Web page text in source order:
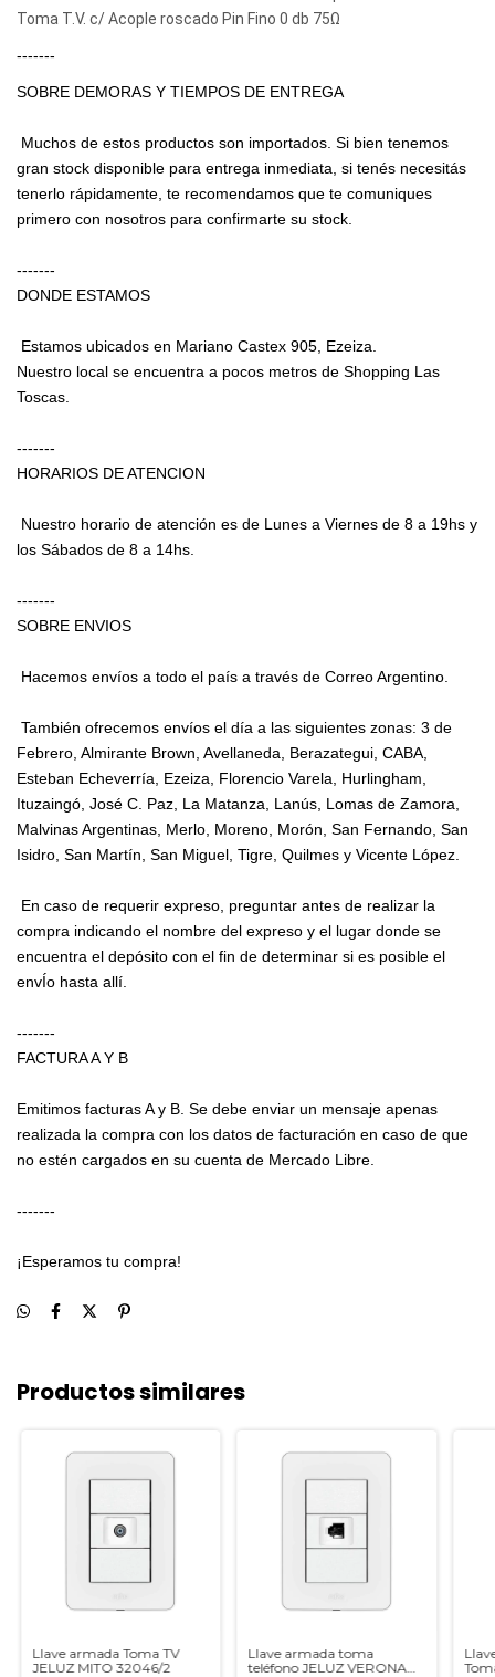
Toma T.V. c/ Acople roscado Pin Fino 0 db 75Ω
-------
SOBRE DEMORAS Y TIEMPOS DE ENTREGA
Muchos de estos productos son importados. Si bien tenemos
gran stock disponible para entrega inmediata, si tenés necesitás
tenerlo rápidamente, te recomendamos que te comuniques
primero con nosotros para confirmarte su stock.
-------
DONDE ESTAMOS
Estamos ubicados en Mariano Castex 905, Ezeiza.
Nuestro local se encuentra a pocos metros de Shopping Las
Toscas.
-------
HORARIOS DE ATENCION
Nuestro horario de atención es de Lunes a Viernes de 8 a 19hs y
los Sábados de 8 a 14hs.
-------
SOBRE ENVIOS
Hacemos envíos a todo el país a través de Correo Argentino.
También ofrecemos envíos el día a las siguientes zonas: 3 de
Febrero, Almirante Brown, Avellaneda, Berazategui, CABA,
Esteban Echeverría, Ezeiza, Florencio Varela, Hurlingham,
Ituzaingó, José C. Paz, La Matanza, Lanús, Lomas de Zamora,
Malvinas Argentinas, Merlo, Moreno, Morón, San Fernando, San
Isidro, San Martín, San Miguel, Tigre, Quilmes y Vicente López.
En caso de requerir expreso, preguntar antes de realizar la
compra indicando el nombre del expreso y el lugar donde se
encuentra el depósito con el fin de determinar si es posible el
envÍo hasta allí.
-------
FACTURA A Y B
Emitimos facturas A y B. Se debe enviar un mensaje apenas
realizada la compra con los datos de facturación en caso de que
no estén cargados en su cuenta de Mercado Libre.
-------
¡Esperamos tu compra!
Productos similares
Llave armada Toma TV
JELUZ MITO 32046/2
Llave armada toma
teléfono JELUZ VERONA